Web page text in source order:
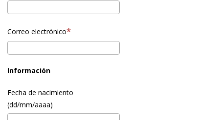
Correo electrónico
Información
Fecha de nacimiento
(dd/mm/aaaa)